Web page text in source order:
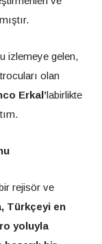
izlemeye gelen,
olan
Erkal’labirlikte
rejisör ve
Türkçeyi en
yoluyla